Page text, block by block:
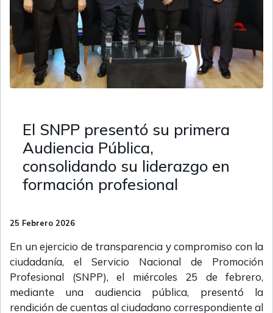
El SNPP presentó su primera
Audiencia Pública,
consolidando su liderazgo en
formación profesional
25 Febrero 2026
En un ejercicio de transparencia y compromiso con la
ciudadanía, el Servicio Nacional de Promoción
Profesional (SNPP), el miércoles 25 de febrero,
mediante una audiencia pública, presentó la
rendición de cuentas al ciudadano correspondiente al